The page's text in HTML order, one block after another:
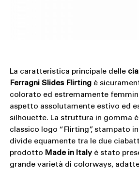
La caratteristica principale delle
Ferragni Slides Flirtingè
colorato ed estremamente
aspetto assolutamente estivo ed
silhouette. La struttura in gomma
classico logo “Flirting”, stampato
divide equamente tra le due
prodotto Made in Italyè stato
grande varietà di colorways,